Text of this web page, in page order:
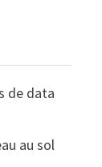
de data
au sol